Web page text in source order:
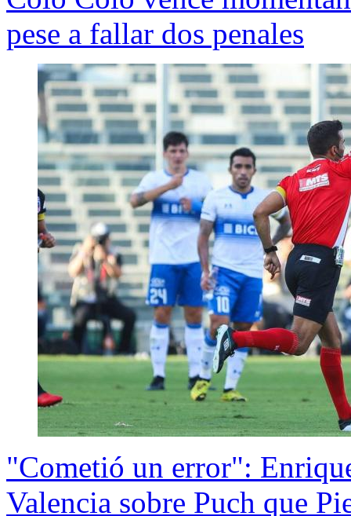
pese a fallar dos penales
"Cometió un error":
Valencia sobre Puch que